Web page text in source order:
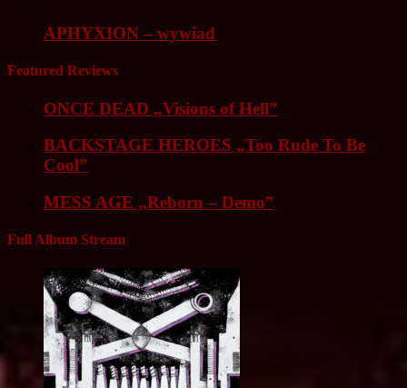
APHYXION – wywiad
Featured Reviews
ONCE DEAD „Visions of Hell”
BACKSTAGE HEROES „Too Rude To Be
Cool”
MESS AGE „Reborn – Demo”
Full Album Stream